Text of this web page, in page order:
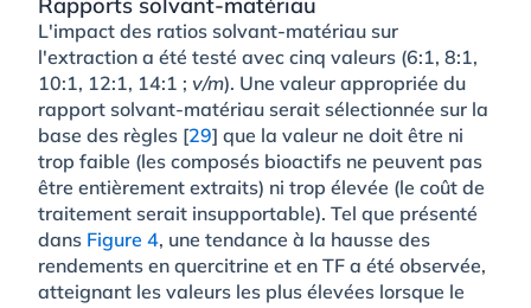
L'impact des ratios solvant-matériau sur
l'extraction a été testé avec cinq valeurs (6:1, 8:1,
10:1, 12:1, 14:1 ; v/m). Une valeur appropriée du
rapport solvant-matériau serait sélectionnée sur la
base des règles [29] que la valeur ne doit être ni
trop faible (les composés bioactifs ne peuvent pas
être entièrement extraits) ni trop élevée (le coût de
traitement serait insupportable). Tel que présenté
dans Figure 4, une tendance à la hausse des
rendements en quercitrine et en TF a été observée,
atteignant les valeurs les plus élevées lorsque le